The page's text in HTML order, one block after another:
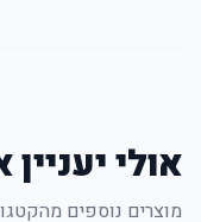
אולי
מוצרים נוספים